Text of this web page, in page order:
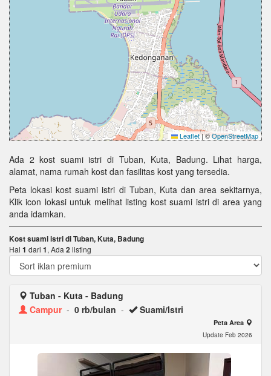
Leaflet|©OpenStreetMap
Ada 2 kost suami istri di Tuban, Kuta, Badung. Lihat harga,
alamat, nama rumah kost dan fasilitas kost yang tersedia.
Peta lokasi kost suami istri di Tuban, Kuta dan area sekitarnya,
Klik icon lokasi untuk melihat listing kost suami istri di area yang
anda idamkan.
Kost suami istri di Tuban, Kuta, Badung
Hal 1 dari 1, Ada 2listing
Tuban - Kuta - Badung
Campur- 0 rb/bulan - Suami/Istri
Peta Area
Update Feb 2026